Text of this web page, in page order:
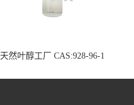
天然叶醇工厂 CAS:928-96-1